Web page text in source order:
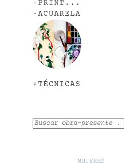
· PRINT ...
· ACUARELA
+TÉCNICAS
Buscar
MUJERES